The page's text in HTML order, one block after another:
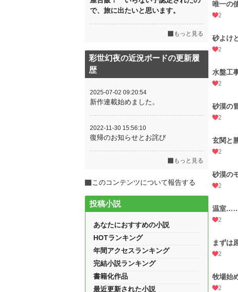
唯一の
2
砂よけ
2
水盤工
2
砂漠の
2
玄関と
2
砂漠の
2
温室……
2
まずは
2
牧場始
2
で、旅に出たいと思います。
もっと見る
彩世幻夜の近況ボードの更新履
歴
2025-07-02 09:20:54
新作連載始めました。
2022-11-30 15:56:10
復帰のお知らせとお詫び
もっと見る
このコンテンツについて報告する
投稿小説
あなたにおすすめの小説
HOTランキング
年間アクセスランキング
完結小説ランキング
書籍化作品
最近更新された小説